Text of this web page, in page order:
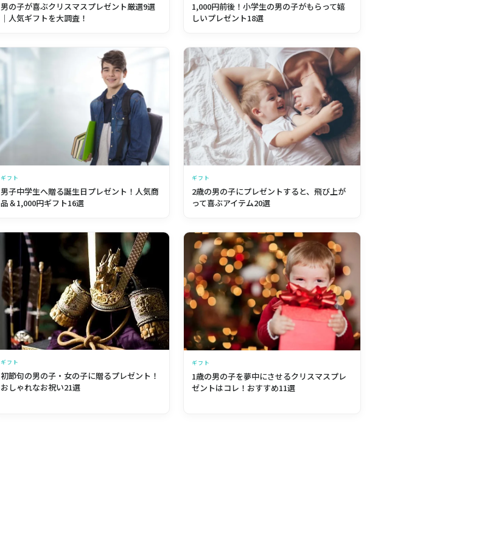
男の子が喜ぶクリスマスプレゼント厳選9選
｜人気ギフトを大調査！
1,000円前後！小学生の男の子がもらって嬉
しいプレゼント18選
ギフト
男子中学生へ贈る誕生日プレゼント！人気商
品＆1,000円ギフト16選
ギフト
2歳の男の子にプレゼントすると、飛び上が
って喜ぶアイテム20選
ギフト
初節句の男の子・女の子に贈るプレゼント！
おしゃれなお祝い21選
ギフト
1歳の男の子を夢中にさせるクリスマスプレ
ゼントはコレ！おすすめ11選